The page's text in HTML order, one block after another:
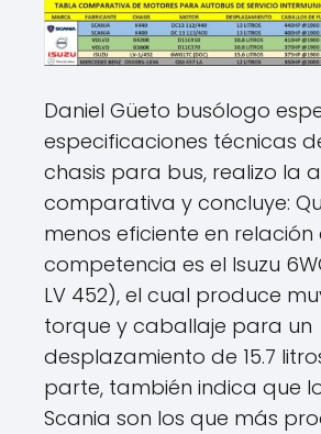
Daniel Güeto busólogo
especificaciones técnicas
chasis para bus, realizo la
comparativa y concluye:
menos eficiente en relación
competencia es el Isuzu
LV 452), el cual produce
torque y caballaje para un
desplazamiento de 15.7
parte, también indica que
Scania son los que más